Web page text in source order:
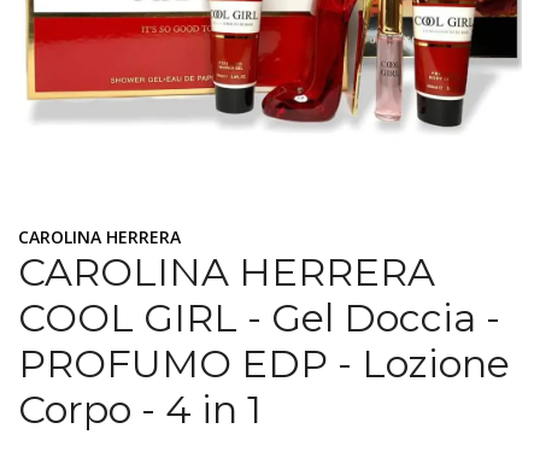
CAROLINA HERRERA
CAROLINA HERRERA
COOL GIRL - Gel Doccia -
PROFUMO EDP - Lozione
Corpo - 4 in 1